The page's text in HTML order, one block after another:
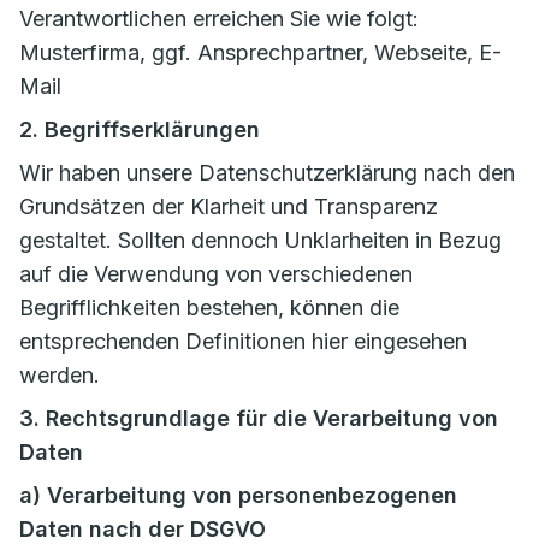
Verantwortlichen erreichen Sie wie folgt:
Musterfirma, ggf. Ansprechpartner, Webseite, E-
Mail
2. Begriffserklärungen
Wir haben unsere Datenschutzerklärung nach den
Grundsätzen der Klarheit und Transparenz
gestaltet. Sollten dennoch Unklarheiten in Bezug
auf die Verwendung von verschiedenen
Begrifflichkeiten bestehen, können die
entsprechenden Definitionen hier eingesehen
werden.
3. Rechtsgrundlage für die Verarbeitung von
Daten
a) Verarbeitung von personenbezogenen
Daten nach der DSGVO